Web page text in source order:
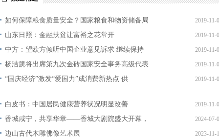
如何保障粮食质量安全？国家粮食和物资储备局 2019-11-
山东日照：金融扶贫让富裕之花常开 2019-11-
中方：望欧方倾听中国企业意见诉求 继续保持 2019-11-
杨洁篪将出席第九次金砖国家安全事务高级代表 2019-11-
“国庆经济”激发“爱国力”成消费新热点 供 2019-11-
白皮书：中国居民健康营养状况明显改善 2019-11-
香城咸宁，共享华章——香城大剧院盛大开幕， 2024-07-
边山古代木雕佛像艺术展 2023-11-